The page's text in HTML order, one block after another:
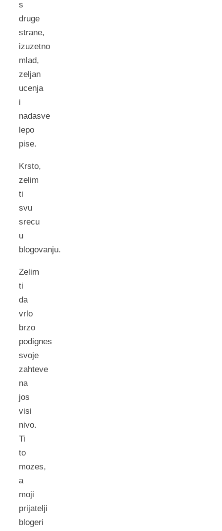
s
druge
strane,
izuzetno
mlad,
zeljan
ucenja
i
nadasve
lepo
pise.
Krsto,
zelim
ti
svu
srecu
u
blogovanju.
Zelim
ti
da
vrlo
brzo
podignes
svoje
zahteve
na
jos
visi
nivo.
Ti
to
mozes,
a
moji
prijatelji
blogeri